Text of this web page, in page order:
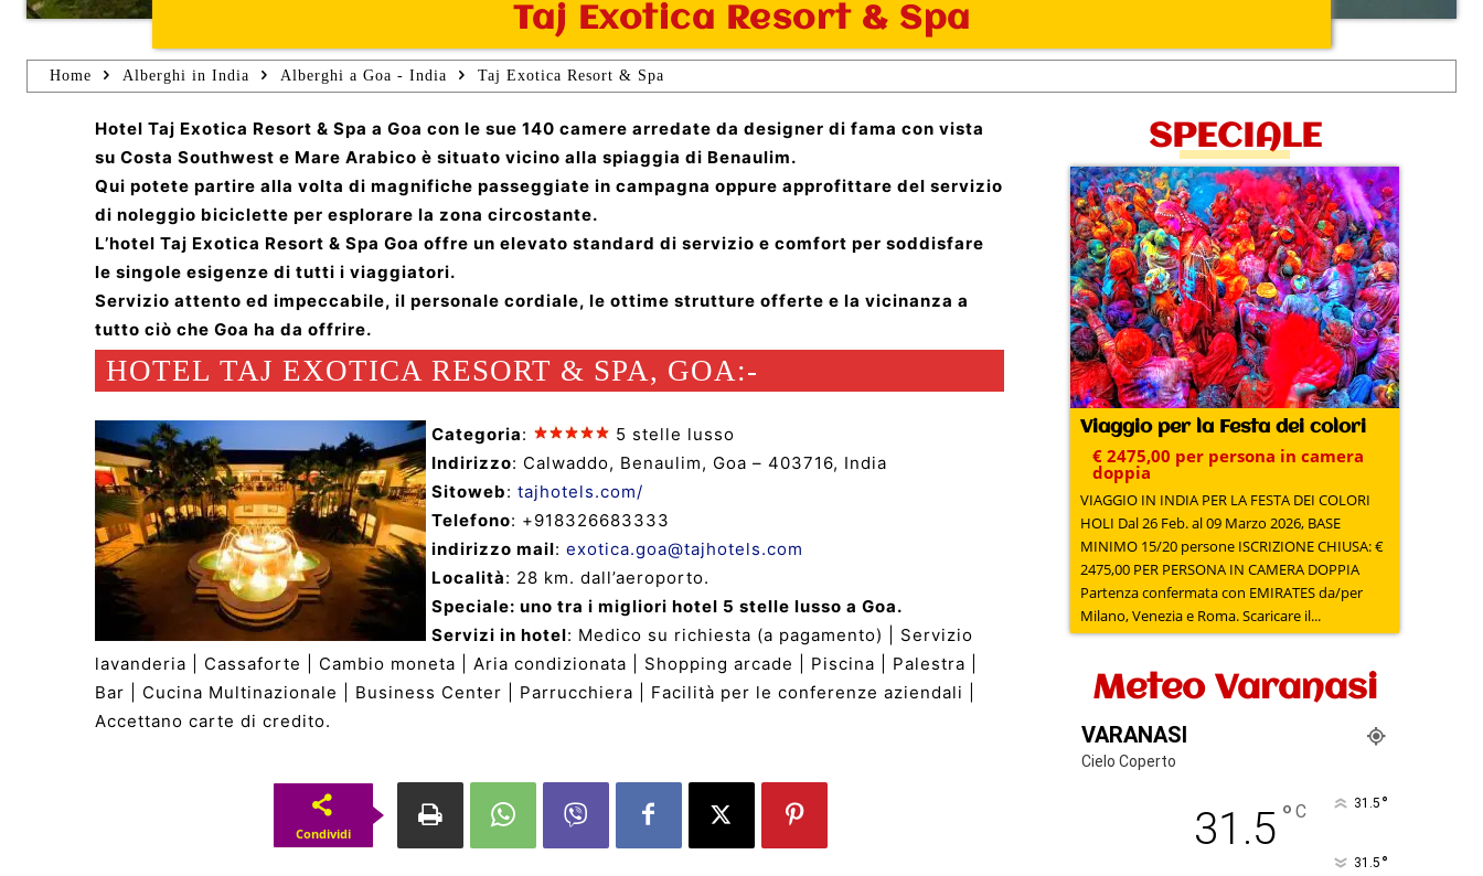
Taj Exotica Resort & Spa
Home Alberghi in India Alberghi a Goa - India Taj Exotica Resort & Spa
Hotel Taj Exotica Resort & Spa a Goa con le sue 140 camere arredate da designer di fama con vista
su Costa Southwest e Mare Arabico è situato vicino alla spiaggia di Benaulim.
Qui potete partire alla volta di magnifiche passeggiate in campagna oppure approfittare del servizio
di noleggio biciclette per esplorare la zona circostante.
L’hotel Taj Exotica Resort & Spa Goa offre un elevato standard di servizio e comfort per soddisfare
le singole esigenze di tutti i viaggiatori.
Servizio attento ed impeccabile, il personale cordiale, le ottime strutture offerte e la vicinanza a
tutto ciò che Goa ha da offrire.
HOTEL TAJ EXOTICA RESORT & SPA, GOA:-
Categoria:
5 stelle lusso
Indirizzo: Calwaddo, Benaulim, Goa – 403716, India
Sitoweb: tajhotels.com/
Telefono: +918326683333
indirizzo mail: exotica.goa@tajhotels.com
Località: 28 km. dall’aeroporto.
Speciale: uno tra i migliori hotel 5 stelle lusso a Goa.
Servizi in hotel: Medico su richiesta (a pagamento) | Servizio
lavanderia | Cassaforte | Cambio moneta | Aria condizionata | Shopping arcade | Piscina | Palestra |
Bar | Cucina Multinazionale | Business Center | Parrucchiera | Facilità per le conferenze aziendali |
Accettano carte di credito.
Condividi
SPECIALE
Viaggio per la Festa dei colori
€ 2475,00 per persona in camera
doppia
VIAGGIO IN INDIA PER LA FESTA DEI COLORI
HOLI Dal 26 Feb. al 09 Marzo 2026, BASE
MINIMO 15/20 persone ISCRIZIONE CHIUSA: €
2475,00 PER PERSONA IN CAMERA DOPPIA
Partenza confermata con EMIRATES da/per
Milano, Venezia e Roma. Scaricare il...
Meteo Varanasi
VARANASI
Cielo Coperto
31.5 ° C 31.5 °
31.5 °